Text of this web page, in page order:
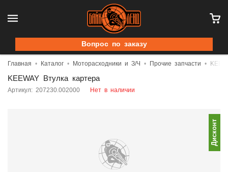
Вопрос по заказу
Главная Каталог Моторасходники и З/Ч Прочие запчасти
KEEWAY Втулка картера
Артикул: 207230.002000 Нет в наличии
Дисконт